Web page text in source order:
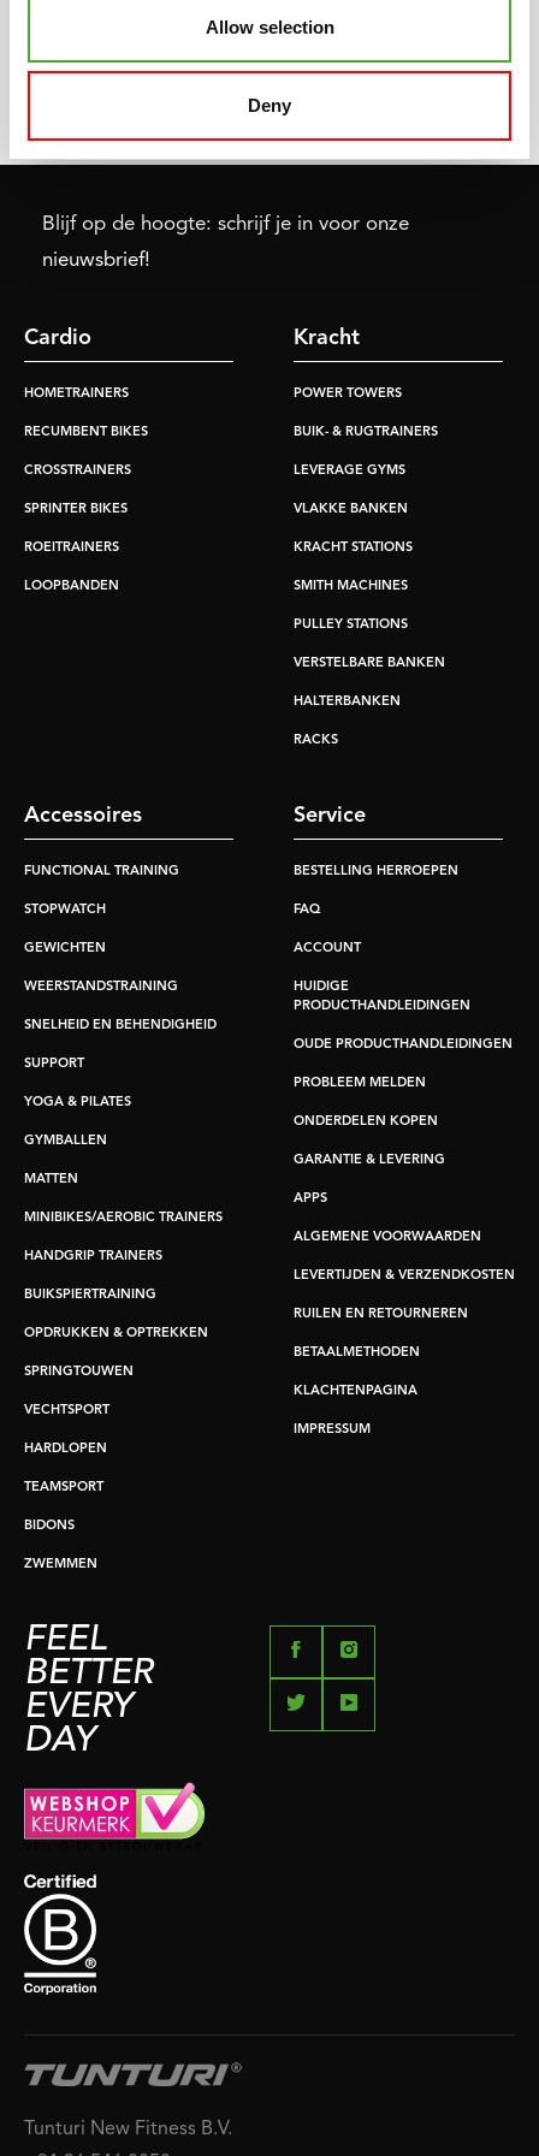
Allow selection
Deny
fitnessmarkt en -cultuur
dag, wij hebben het
en gebruik past.
Blijf op de hoogte: schrijf je in voor onze
nieuwsbrief!
Cardio
HOMETRAINERS
RECUMBENT BIKES
CROSSTRAINERS
SPRINTER BIKES
ROEITRAINERS
LOOPBANDEN
Kracht
POWER TOWERS
BUIK- & RUGTRAINERS
LEVERAGE GYMS
VLAKKE BANKEN
KRACHT STATIONS
SMITH MACHINES
PULLEY STATIONS
VERSTELBARE BANKEN
HALTERBANKEN
RACKS
Accessoires
FUNCTIONAL TRAINING
STOPWATCH
GEWICHTEN
WEERSTANDSTRAINING
SNELHEID EN BEHENDIGHEID
SUPPORT
YOGA & PILATES
GYMBALLEN
MATTEN
MINIBIKES/AEROBIC TRAINERS
HANDGRIP TRAINERS
BUIKSPIERTRAINING
OPDRUKKEN & OPTREKKEN
SPRINGTOUWEN
VECHTSPORT
HARDLOPEN
TEAMSPORT
BIDONS
ZWEMMEN
Service
BESTELLING HERROEPEN
FAQ
ACCOUNT
HUIDIGE
PRODUCTHANDLEIDINGEN
OUDE PRODUCTHANDLEIDINGEN
PROBLEEM MELDEN
ONDERDELEN KOPEN
GARANTIE & LEVERING
APPS
ALGEMENE VOORWAARDEN
LEVERTIJDEN & VERZENDKOSTEN
RUILEN EN RETOURNEREN
BETAALMETHODEN
KLACHTENPAGINA
IMPRESSUM
FEEL
BETTER
EVERY
DAY
Tunturi New Fitness B.V.